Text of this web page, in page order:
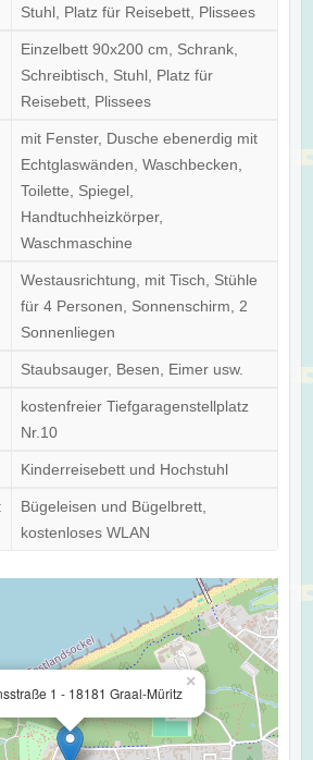
Stuhl, Platz für Reisebett, Plissees
Einzelbett 90x200 cm, Schrank,
Schreibtisch, Stuhl, Platz für
Reisebett, Plissees
mit Fenster, Dusche ebenerdig mit
Echtglaswänden, Waschbecken,
Toilette, Spiegel,
Handtuchheizkörper,
Waschmaschine
Westausrichtung, mit Tisch, Stühle
für 4 Personen, Sonnenschirm, 2
Sonnenliegen
Staubsauger, Besen, Eimer usw.
kostenfreier Tiefgaragenstellplatz
Nr.10
Kinderreisebett und Hochstuhl
Bügeleisen und Bügelbrett,
kostenloses WLAN
1 - 18181 Graal-Müritz
×